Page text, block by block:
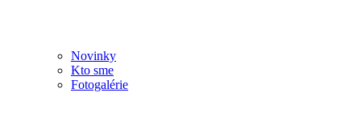
Novinky
Kto sme
Fotogalérie